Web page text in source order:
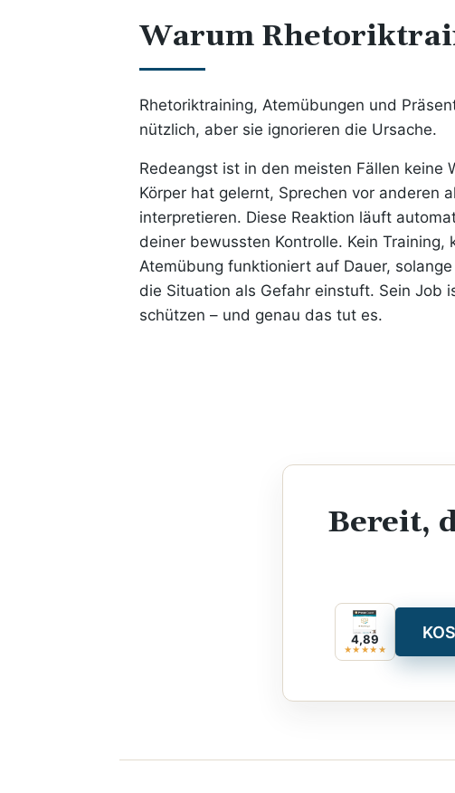
Warum
Rhetoriktraining, Atemübungen und
nützlich, aber sie ignorieren die Ursache.
Redeangst ist in den meisten Fällen keine
Körper hat gelernt, Sprechen vor anderen
interpretieren. Diese Reaktion läuft
deiner bewussten Kontrolle. Kein Training,
Atemübung funktioniert auf Dauer,
die Situation als Gefahr einstuft. Sein Job
schützen – und genau das tut es.
Bereit,
4,89
★★★★★